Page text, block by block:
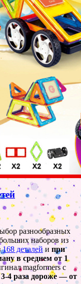
разнообразных
наборов из
168 деталей и при
в среднем от 1
magformers с
4 раза дороже — от